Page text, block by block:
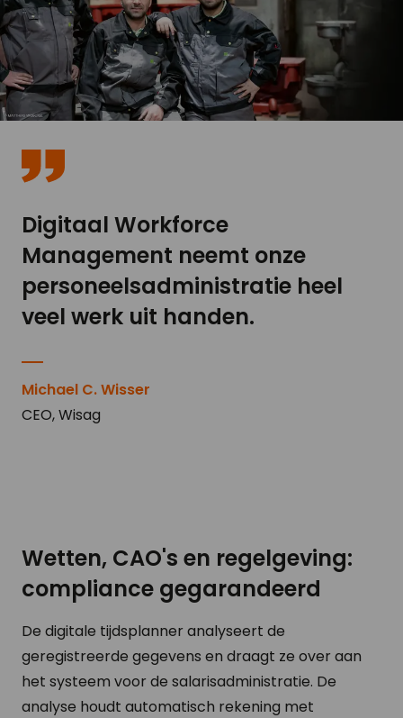
Digitaal Workforce
Management neemt onze
personeelsadministratie heel
veel werk uit handen.
Michael C. Wisser
CEO, Wisag
Wetten, CAO's en regelgeving:
compliance gegarandeerd
De digitale tijdsplanner analyseert de
geregistreerde gegevens en draagt ze over aan
het systeem voor de salarisadministratie. De
analyse houdt automatisch rekening met